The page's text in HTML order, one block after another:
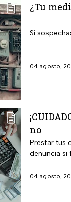
¿Tu
Si
04 agosto,
no
Prestar tus
denuncia si
04 agosto,